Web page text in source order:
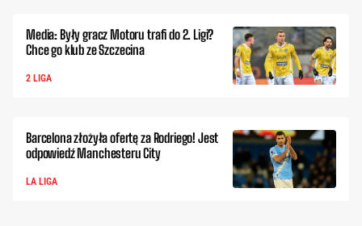
Media: Były gracz Motoru trafi do 2. Ligi?
Chce go klub ze Szczecina
2 LIGA
Barcelona złożyła ofertę za Rodriego! Jest
odpowiedź Manchesteru City
LA LIGA